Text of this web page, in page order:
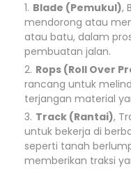
Blade (Pemukul),
mendorong atau
atau batu, dalam
pembuatan jalan.
Rops (Roll Over
rancang untuk
terjangan material
Track (Rantai),
untuk bekerja di
seperti tanah
memberikan traksi